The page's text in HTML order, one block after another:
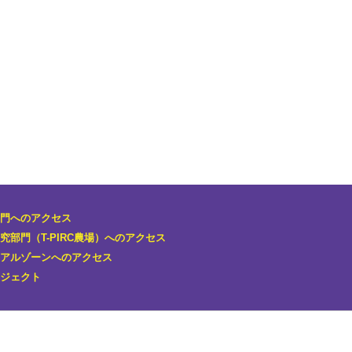
へのアクセス
部門
（T-PIRC農場）へのアクセス
ルゾーンへのアクセス
ェクト